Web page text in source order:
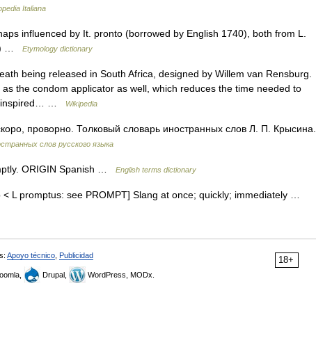
Italiana
influenced by It. pronto (borrowed by English 1740), both from L.
…
Etymology dictionary
being released in South Africa, designed by Willem van Rensburg.
the condom applicator as well, which reduces the time needed to
inspired… …
Wikipedia
проворно. Толковый словарь иностранных слов Л. П. Крысина.
слов русского языка
ORIGIN Spanish … English terms dictionary
L promptus: see PROMPT] Slang at once; quickly; immediately …
18+
Apoyo técnico Publicidad
Drupal, WordPress, MODx.